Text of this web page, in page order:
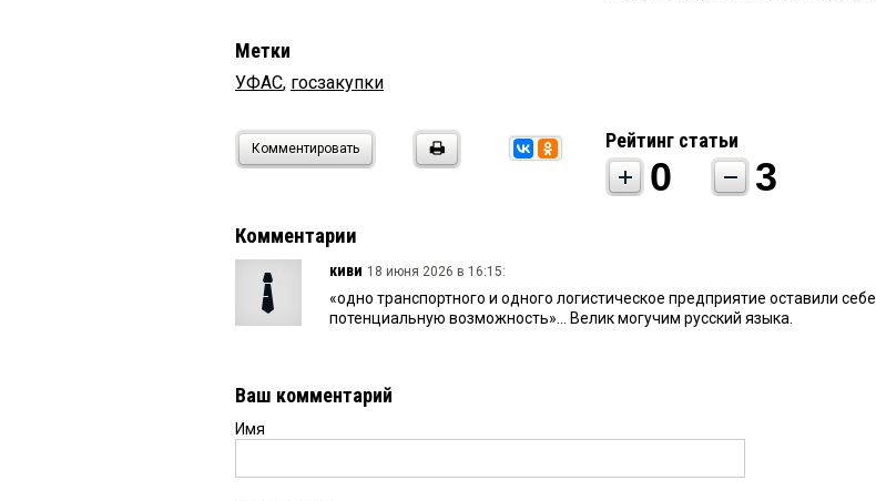
Метки
УФАС, госзакупки
Комментировать Рейтинг статьи
0 3
Комментарии
киви 18 июня 2026 в 16:15:
«одно транспортного и одного логистическое предприятие оставили себе
потенциальную возможность»... Велик могучим русский языка.
Ваш комментарий
Имя